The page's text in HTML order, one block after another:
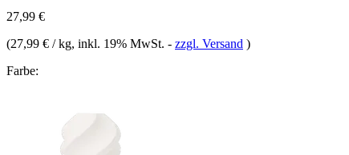
27,99 €
(27,99 € / kg, inkl. 19% MwSt. - zzgl. Versand )
Farbe: